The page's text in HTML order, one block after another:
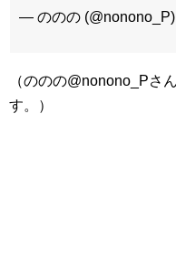
— ののの (@nonono_P)
（ののの@nonono_Pさ
す。）